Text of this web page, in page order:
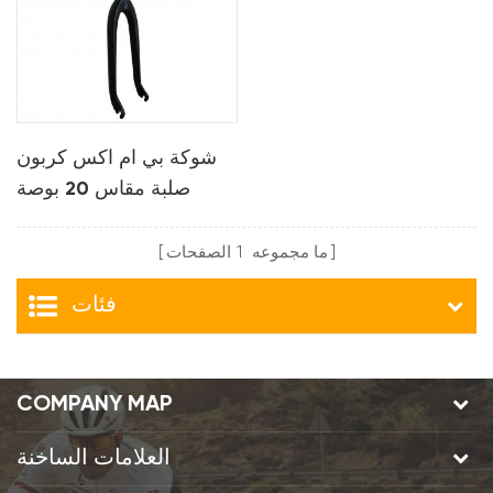
شوكة بي ام اكس كربون
صلبة مقاس 20 بوصة
ما مجموعه 1 الصفحات
فئات
COMPANY MAP
العلامات الساخنة